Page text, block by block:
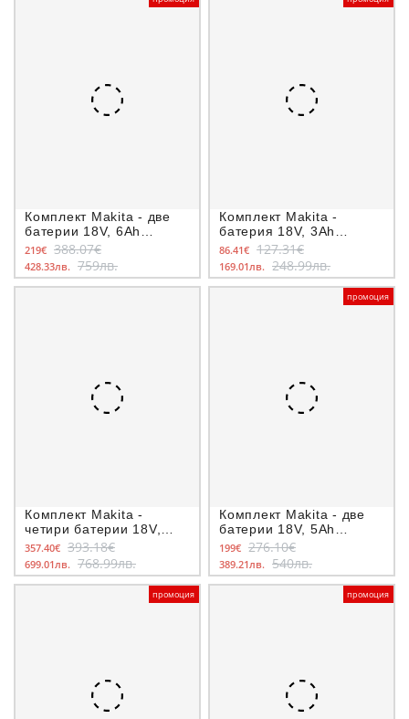
Комплект Makita - две
батерии 18V, 6Ah
BL1860B и зарядно
DC18RC
219€ 388.07€
428.33лв. 759лв.
Комплект Makita -
батерия 18V, 3Ah
BL1830B и зарядно
DC18RC
86.41€ 127.31€
169.01лв. 248.99лв.
Комплект Makita -
четири батерии 18V,
3Ah BL1830 и двойно
зарядно DC18RD
357.40€ 393.18€
699.01лв. 768.99лв.
промоция
Комплект Makita - две
батерии 18V, 5Ah
BL1850B и зарядно
DC18RC
199€ 276.10€
389.21лв. 540лв.
промоция промоция